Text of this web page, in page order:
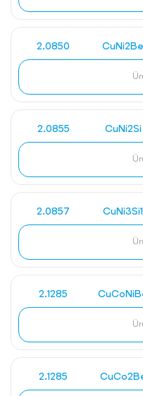
2.0850 CuNi2Be
2.0855 CuNi2Si
2.0857 CuNi3Si1
2.1285
2.1285